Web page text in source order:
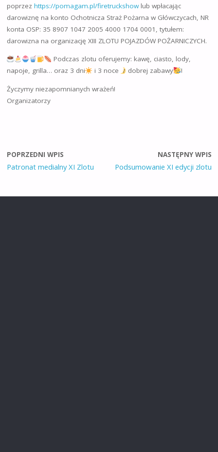
poprzez https://pomagam.pl/firetruckshowlub wpłacając
darowiznę na konto Ochotnicza Straż Pożarna w Główczycach, NR
konta OSP: 35 8907 1047 2005 4000 1704 0001, tytułem:
darowizna na organizację XIII ZLOTU POJAZDÓW POŻARNICZYCH.
Podczas zlotu oferujemy: kawę, ciasto, lody,
napoje, grilla… oraz 3 dni
i 3 noce dobrej zabawy !
Życzymy niezapomnianych wrażeń!
Organizatorzy
POPRZEDNI WPIS
Patronat medialny XI Zlotu
NASTĘPNY WPIS
Podsumowanie XI edycji zlotu